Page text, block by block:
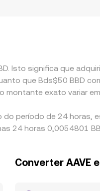
Isto significa que
que Bds$50 BBD
montante exato variar
período de 24 horas,
24 horas 0,0054801
Converter AAVE